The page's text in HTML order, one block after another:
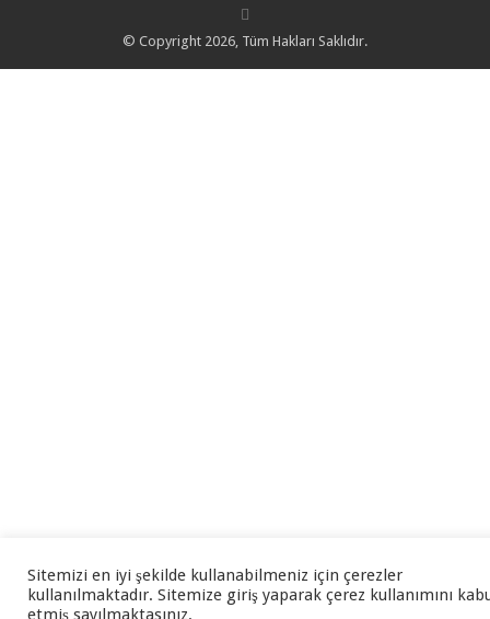
© Copyright 2026, Tüm Hakları Saklıdır.
Sitemizi en iyi şekilde kullanabilmeniz için çerezler
kullanılmaktadır. Sitemize giriş yaparak çerez kullanımını
etmiş sayılmaktasınız.